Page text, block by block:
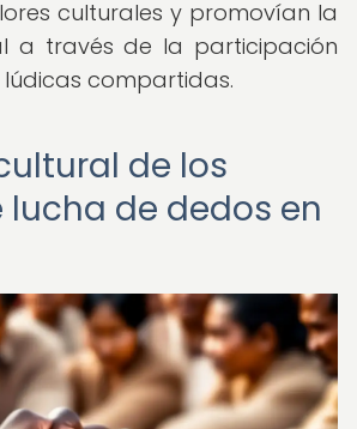
culturales y promovían la
a través de la participación
compartidas.
de los
lucha de dedos en